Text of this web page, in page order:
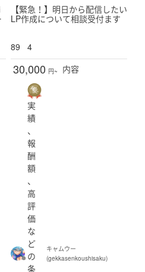
【緊急！】明日から配信したい
LP作成について相談受付ます
89 4
30,000 円~ 内容
実
績
、
報
酬
額
、
高
評
価
な
ど
の
条
キャムウー
(gekkasenkoushisaku)